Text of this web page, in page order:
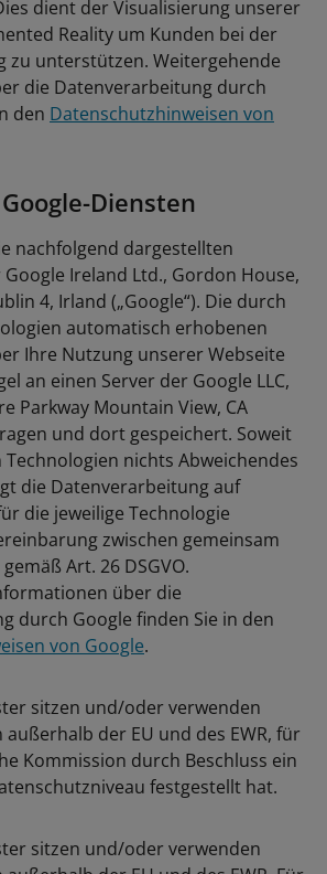
dient der Visualisierung unserer
Reality um Kunden bei der
zu unterstützen. Weitergehende
die Datenverarbeitung durch
den Datenschutzhinweisen von
Diensten
nachfolgend dargestellten
Ireland Ltd., Gordon House,
4, Irland („Google“). Die durch
automatisch erhobenen
Ihre Nutzung unserer Webseite
an einen Server der Google LLC,
Parkway Mountain View, CA
und dort gespeichert. Soweit
nichts Abweichendes
die Datenverarbeitung auf
die jeweilige Technologie
zwischen gemeinsam
Art. 26 DSGVO.
über die
durch Google finden Sie in den
von Google.
sitzen und/oder verwenden
der EU und des EWR, für
Kommission durch Beschluss ein
festgestellt hat.
sitzen und/oder verwenden